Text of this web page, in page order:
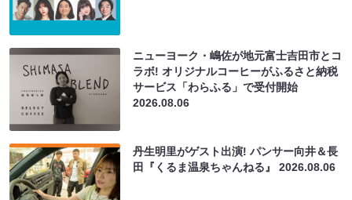
ニューヨーク・嶋佐が地元富士吉田市とコ
ラボ! オリジナルコーヒーがふるさと納税
サービス「わらふる」で受付開始
2026.08.06
丹生明里がゲスト出演! パンサー向井＆長
田『くるま温泉ちゃんねる』2026.08.06